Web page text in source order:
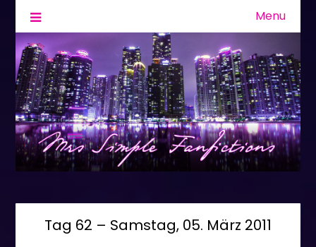
Mrs Simple
Fanfiction & Geschichten Menu
Tag 62 – Samstag, 05. März 2011